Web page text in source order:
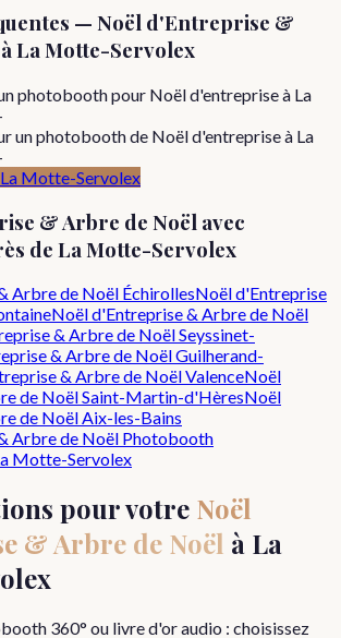
— Noël d'Entreprise &
àLa Motte-Servolex
photobooth pour Noël d'entreprise à La
un photobooth de Noël d'entreprise à La
La Motte-Servolex
& Arbre de Noël avec
de La Motte-Servolex
Arbre de Noël ÉchirollesNoël d'Entreprise
Noël d'Entreprise & Arbre de Noël
& Arbre de NoëlSeyssinet-
& Arbre de NoëlGuilherand-
& Arbre de NoëlValenceNoël
de NoëlSaint-Martin-d'HèresNoël
de NoëlAix-les-Bains
Arbre de Noël Photobooth
Motte-Servolex
pour votre Noël
& Arbre de Noël à La
360° ou livre d'or audio : choisissez